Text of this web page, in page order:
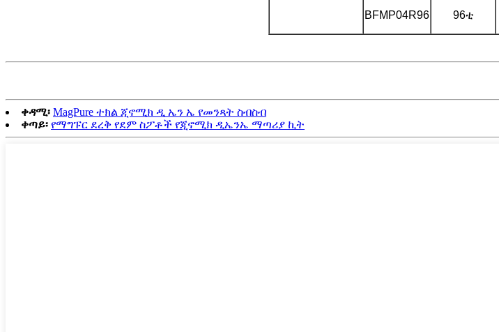
BFMP04R96 96ቲ
ቀዳሚ፡ MagPure ተክል ጂኖሚክ ዲ ኤን ኤ የመንጻት ስብስብ
ቀጣይ፡ የማግፑር ደረቅ የደም ስፖቶች የጂኖሚክ ዲኤንኤ ማጣሪያ ኪት